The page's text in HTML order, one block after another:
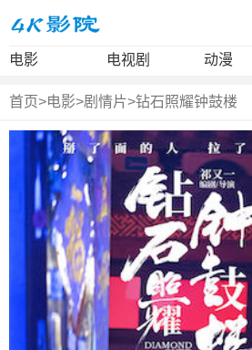
电影 电视剧 动漫
首页>电影>剧情片>钻石照耀钟鼓楼